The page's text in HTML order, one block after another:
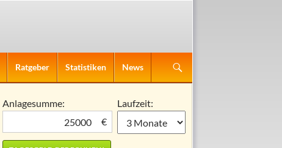
Ratgeber Statistiken News
Anlagesumme:
€
Laufzeit: